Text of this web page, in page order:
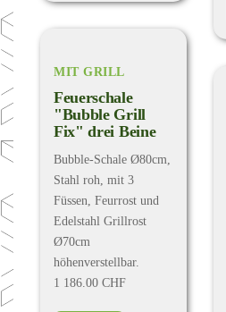
MIT GRILL
Feuerschale
"Bubble Grill
Fix" drei Beine
Bubble-Schale Ø80cm,
Stahl roh, mit 3
Füssen, Feurrost und
Edelstahl Grillrost
Ø70cm
höhenverstellbar.
1 186.00 CHF